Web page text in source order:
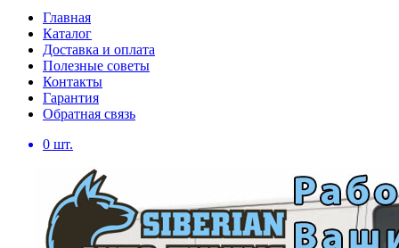
Главная
Каталог
Доставка и оплата
Полезные советы
Контакты
Гарантия
Обратная связь
0 шт.